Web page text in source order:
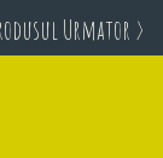
Urmator >